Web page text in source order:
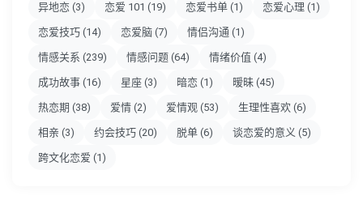
异地恋 (3) 恋爱 101 (19) 恋爱书单 (1) 恋爱心理 (1)
恋爱技巧 (14) 恋爱脑 (7) 情侣沟通 (1)
情感关系 (239) 情感问题 (64) 情绪价值 (4)
成功故事 (16) 星座 (3) 暗恋 (1) 暧昧 (45)
热恋期 (38) 爱情 (2) 爱情观 (53) 生理性喜欢 (6)
相亲 (3) 约会技巧 (20) 脱单 (6) 谈恋爱的意义 (5)
跨文化恋爱 (1)